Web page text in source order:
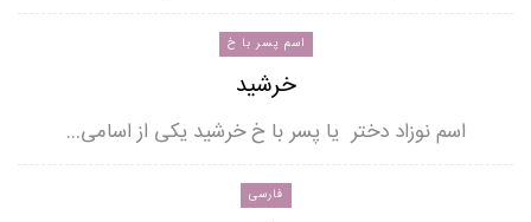
اسم پسر با خ
خرشید
اسم نوزاد دختر یا پسر با خ خرشید یکی از اسامی…
فارسی